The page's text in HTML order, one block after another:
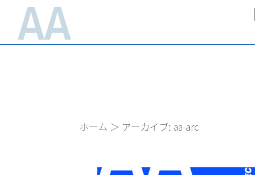
テ
ホーム ＞ アーカイブ: aa-arc